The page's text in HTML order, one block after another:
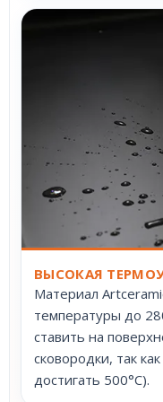
ВЫСОКАЯ
Материал
температуры до
ставить на
сковородки, так
достигать 500°С).